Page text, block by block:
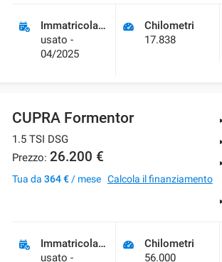
Immatricolazione
usato -
04/2025
Chilometri
17.838
CUPRA Formentor
1.5 TSI DSG
Prezzo: 26.200 €
Tua da 364 €/ mese Calcola il finanziamento
Immatricolazione
usato -
Chilometri
56.000